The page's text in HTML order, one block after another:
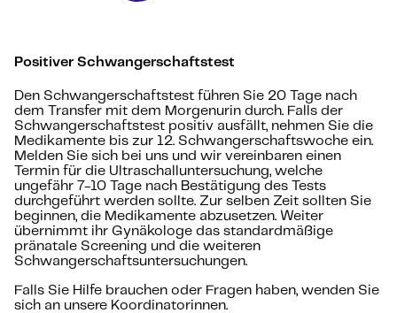
Positiver Schwangerschaftstest
Den Schwangerschaftstest führen Sie 20 Tage nach
dem Transfer mit dem Morgenurin durch. Falls der
Schwangerschaftstest positiv ausfällt, nehmen Sie die
Medikamente bis zur 12. Schwangerschaftswoche ein.
Melden Sie sich bei uns und wir vereinbaren einen
Termin für die Ultraschalluntersuchung, welche
ungefähr 7-10 Tage nach Bestätigung des Tests
durchgeführt werden sollte. Zur selben Zeit sollten Sie
beginnen, die Medikamente abzusetzen. Weiter
übernimmt ihr Gynäkologe das standardmäßige
pränatale Screening und die weiteren
Schwangerschaftsuntersuchungen.
Falls Sie Hilfe brauchen oder Fragen haben, wenden Sie
sich an unsere Koordinatorinnen.